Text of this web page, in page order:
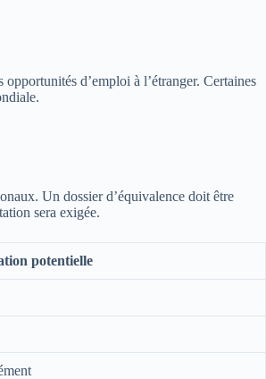
d’emploi à l’étranger. Certaines
Un dossier d’équivalence doit être
sera exigée.
potentielle